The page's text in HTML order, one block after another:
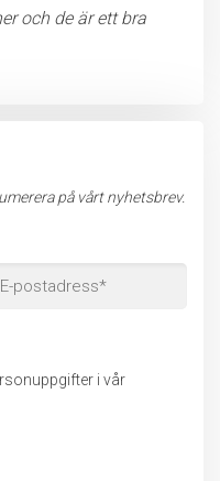
och de är ett bra
på vårt nyhetsbrev.
i vår